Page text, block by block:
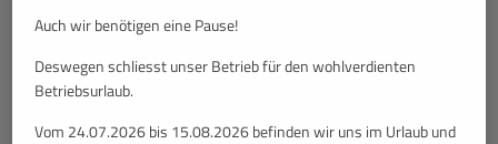
Auch wir benötigen eine Pause!
Deswegen schliesst unser Betrieb für den wohlverdienten
Betriebsurlaub.
Vom 24.07.2026 bis 15.08.2026 befinden wir uns im Urlaub und